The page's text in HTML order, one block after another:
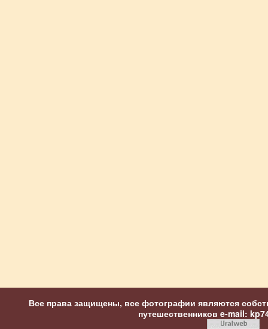
Все права защищены, все фотографии являются
путешественников e-mail: